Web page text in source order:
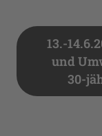
13.-
und
30-